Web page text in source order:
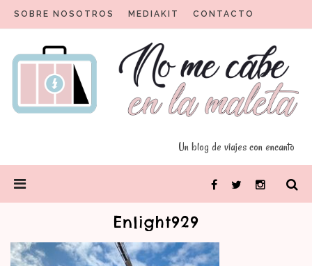
SOBRE NOSOTROS MEDIAKIT CONTACTO
Un blog de viajes con encanto
No me cabe en la maleta
Un blog para viajeros con encanto
FacebookTwitter Instagram
Enlight929